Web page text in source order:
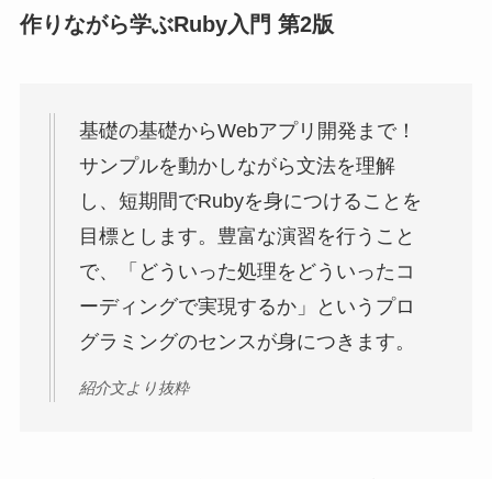
作りながら学ぶRuby入門 第2版
基礎の基礎からWebアプリ開発まで！
サンプルを動かしながら文法を理解
し、短期間でRubyを身につけることを
目標とします。豊富な演習を行うこと
で、「どういった処理をどういったコ
ーディングで実現するか」というプロ
グラミングのセンスが身につきます。
紹介文より抜粋